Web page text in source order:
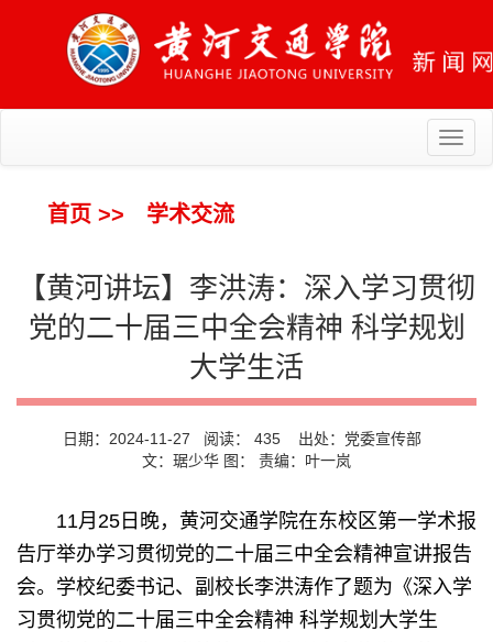
首页 >> 学术交流
【黄河讲坛】李洪涛：深入学习贯彻
党的二十届三中全会精神 科学规划
大学生活
日期：2024-11-27 阅读： 435 出处：党委宣传部
文：琚少华 图： 责编：叶一岚
11月25日晚，黄河交通学院在东校区第一学术报
告厅举办学习贯彻党的二十届三中全会精神宣讲报告
会。学校纪委书记、副校长李洪涛作了题为《深入学
习贯彻党的二十届三中全会精神 科学规划大学生